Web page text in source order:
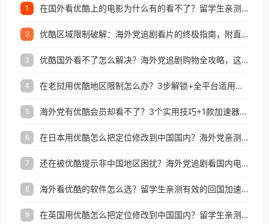
1 在国外看优酷上的电影为什么有的看不了？留学生亲测有效的回国加速方案
2 优酷区域限制破解：海外党追剧看片的终极指南，附直播欧冠+1905电影网解决方案
3 优酷国外看不了怎么解决？海外党追剧购物全攻略，这招亲测有效！
4 在老挝用优酷地区限制怎么办？3步解锁+全平台适用的回国加速器指南
5 海外党有优酷会员却看不了？3个实用技巧+1款加速器解决追剧&金融APP难题
6 在日本用优酷怎么把定位修改到中国国内？海外党亲测有效的回国加速指南
7 还在被优酷提示非中国地区困扰？海外党追剧看国内电影的正确打开方式
8 海外看优酷的软件怎么选？留学生亲测有效的回国加速方案
9 在英国用优酷怎么把定位修改到中国国内？留学生亲测有效的回国加速方案